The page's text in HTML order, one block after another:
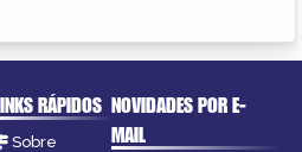
RÁPIDOS
Sobre
NOVIDADES POR E-
MAIL